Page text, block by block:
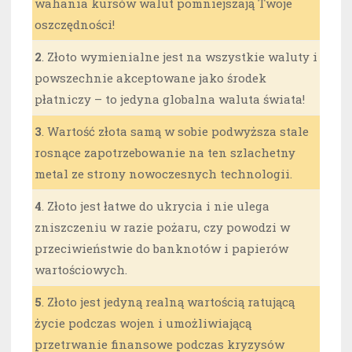
oszczędności!
2 . Złoto wymienialne jest na wszystkie waluty i
powszechnie akceptowane jako środek
płatniczy – to jedyna globalna waluta świata!
3 . Wartość złota samą w sobie podwyższa stale
rosnące zapotrzebowanie na ten szlachetny
metal ze strony nowoczesnych technologii.
4 . Złoto jest łatwe do ukrycia i nie ulega
zniszczeniu w razie pożaru, czy powodzi w
przeciwieństwie do banknotów i papierów
wartościowych.
5 . Złoto jest jedyną realną wartością ratującą
życie podczas wojen i umożliwiającą
przetrwanie finansowe podczas kryzysów